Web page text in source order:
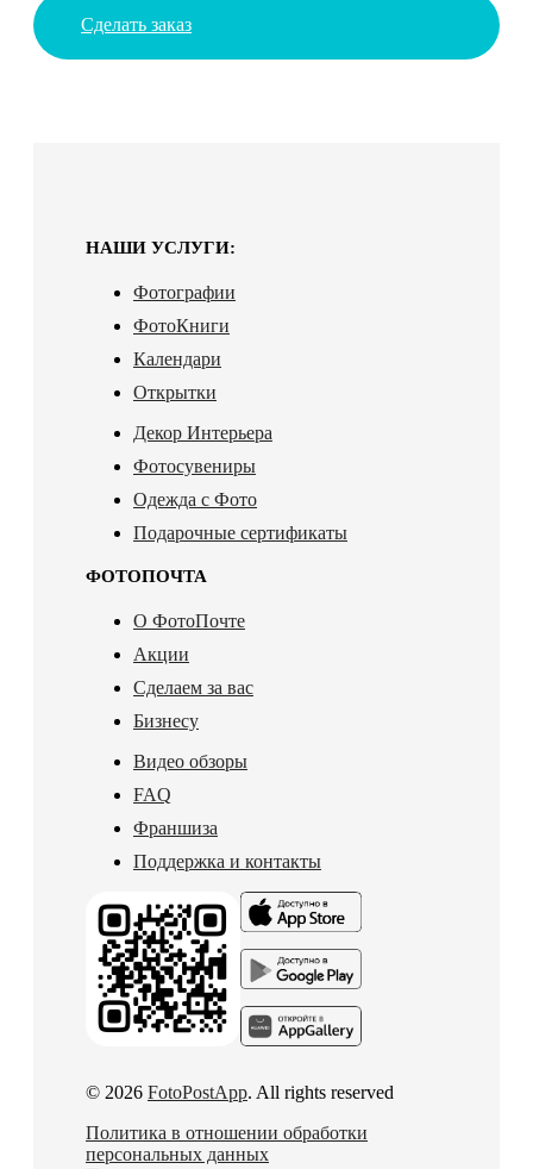
Сделать заказ
НАШИ УСЛУГИ:
Фотографии
ФотоКниги
Календари
Открытки
Декор Интерьера
Фотосувениры
Одежда с Фото
Подарочные сертификаты
ФОТОПОЧТА
О ФотоПочте
Акции
Сделаем за вас
Бизнесу
Видео обзоры
FAQ
Франшиза
Поддержка и контакты
© 2026 FotoPostApp. All rights reserved
Политика в отношении обработки
персональных данных